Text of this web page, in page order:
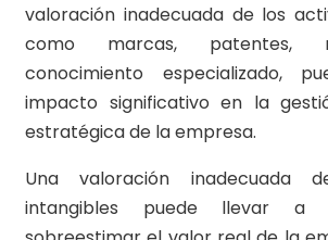
valoración inadecuada de los
como marcas, patentes,
conocimiento especializado,
impacto significativo en la
estratégica de la empresa.
Una valoración inadecuada
intangibles puede llevar a